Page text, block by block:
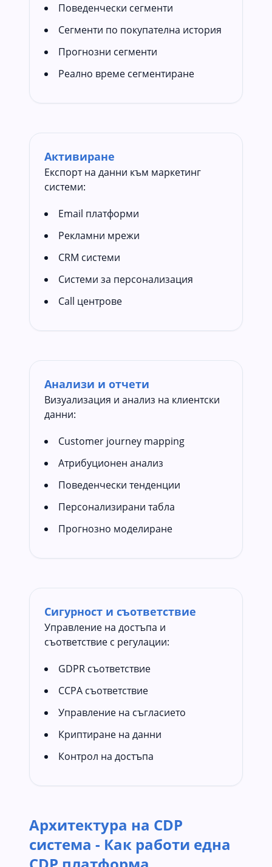
Поведенчески сегменти
Сегменти по покупателна история
Прогнозни сегменти
Реално време сегментиране
Активиране
Експорт на данни към маркетинг
системи:
Email платформи
Рекламни мрежи
CRM системи
Системи за персонализация
Call центрове
Анализи и отчети
Визуализация и анализ на клиентски
данни:
Customer journey mapping
Атрибуционен анализ
Поведенчески тенденции
Персонализирани табла
Прогнозно моделиране
Сигурност и съответствие
Управление на достъпа и
съответствие с регулации:
GDPR съответствие
CCPA съответствие
Управление на съгласието
Криптиране на данни
Контрол на достъпа
Архитектура на CDP
система - Как работи една